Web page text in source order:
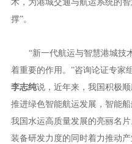
撑”。
“新一代航运与智慧港城技
着重要的作用。”咨询论证专家
李志纯说，近年来，我国积极
推进绿色智能航运发展，智能
我国水运高质量发展的亮丽名
装备研发力度的同时着力推动